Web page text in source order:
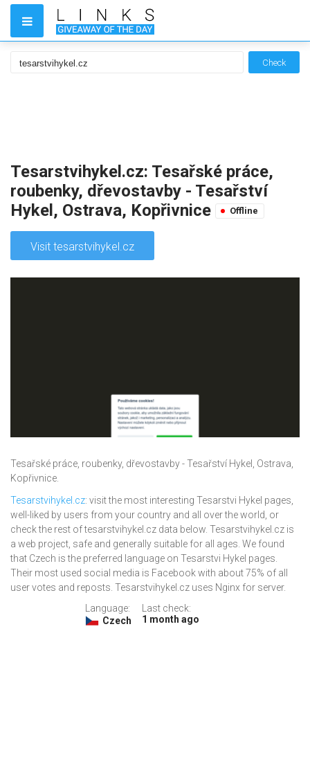
Check
Tesarstvihykel.cz: Tesařské práce,
roubenky, dřevostavby - Tesařství
Hykel, Ostrava, Kopřivnice
Offline
Visit tesarstvihykel.cz
Tesařské práce, roubenky, dřevostavby - Tesařství Hykel, Ostrava,
Kopřivnice.
Tesarstvihykel.cz: visit the most interesting Tesarstvi Hykel pages,
well-liked by users from your country and all over the world, or
check the rest of tesarstvihykel.cz data below. Tesarstvihykel.cz is
a web project, safe and generally suitable for all ages. We found
that Czech is the preferred language on Tesarstvi Hykel pages.
Their most used social media is Facebook with about 75% of all
user votes and reposts. Tesarstvihykel.cz uses Nginx for server.
Language:
Czech
Last check:
1 month ago